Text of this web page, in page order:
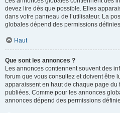
devez lire dès que possible. Elles
dans votre panneau de l’utilisateur. La
globales dépend des permissions
Haut
Que sont les annonces ?
Les annonces contiennent souvent des
forum que vous consultez et doivent être
apparaissent en haut de chaque page
publiées. Comme pour les annonces
annonces dépend des permissions